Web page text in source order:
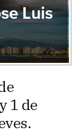
Luis
1 de